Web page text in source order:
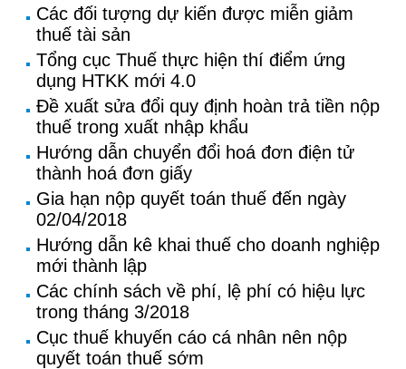
Các đối tượng dự kiến được miễn giảm
thuế tài sản
Tổng cục Thuế thực hiện thí điểm ứng
dụng HTKK mới 4.0
Đề xuất sửa đổi quy định hoàn trả tiền nộp
thuế trong xuất nhập khẩu
Hướng dẫn chuyển đổi hoá đơn điện tử
thành hoá đơn giấy
Gia hạn nộp quyết toán thuế đến ngày
02/04/2018
Hướng dẫn kê khai thuế cho doanh nghiệp
mới thành lập
Các chính sách về phí, lệ phí có hiệu lực
trong tháng 3/2018
Cục thuế khuyến cáo cá nhân nên nộp
quyết toán thuế sớm